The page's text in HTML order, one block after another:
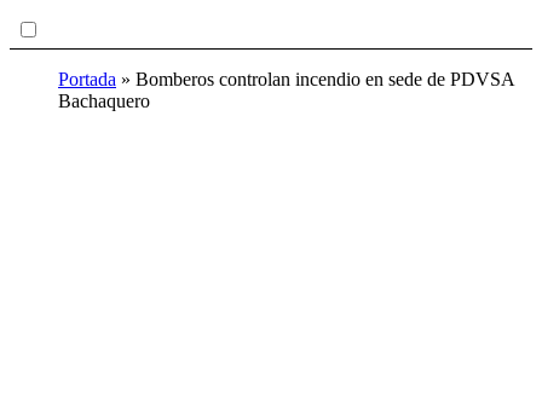
Portada » Bomberos controlan incendio en sede de PDVSA
Bachaquero